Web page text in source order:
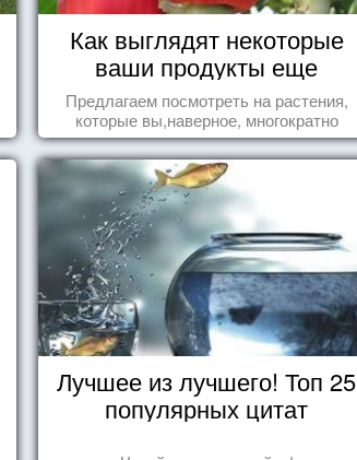
Как выглядят некоторые
ваши продукты еще
живыми?
Предлагаем посмотреть на растения,
которые вы,наверное, многократно
видели , но никогда не представляли
себе, что употребляете их в пищу.
Лучшее из лучшего! Топ 25
популярных цитат